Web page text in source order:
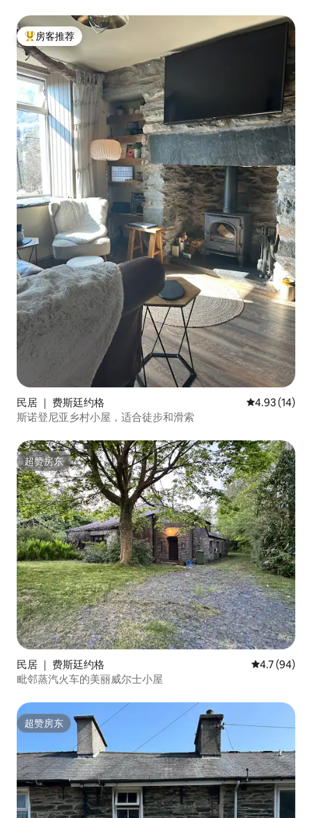
热门「房客推荐」
房客推荐
民居 ｜ 费斯廷约格 平均评分
4.93 (14)
斯诺登尼亚乡村小屋，适合徒步和滑索
超赞房东
超赞房东
民居 ｜ 费斯廷约格 平均评分
4.7 (94)
毗邻蒸汽火车的美丽威尔士小屋
超赞房东
超赞房东